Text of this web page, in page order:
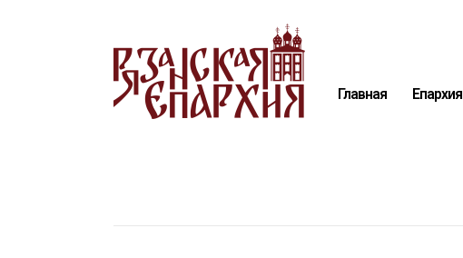
Главная Епархия